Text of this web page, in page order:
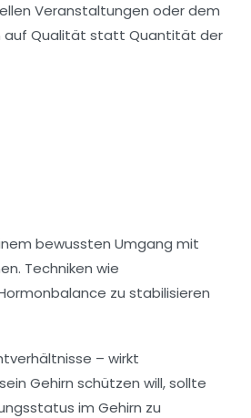
Veranstaltungen oder dem
auf Qualität statt Quantität der
bewussten Umgang mit
Techniken wie
zu stabilisieren
– wirkt
Gehirn schützen will, sollte
im Gehirn zu